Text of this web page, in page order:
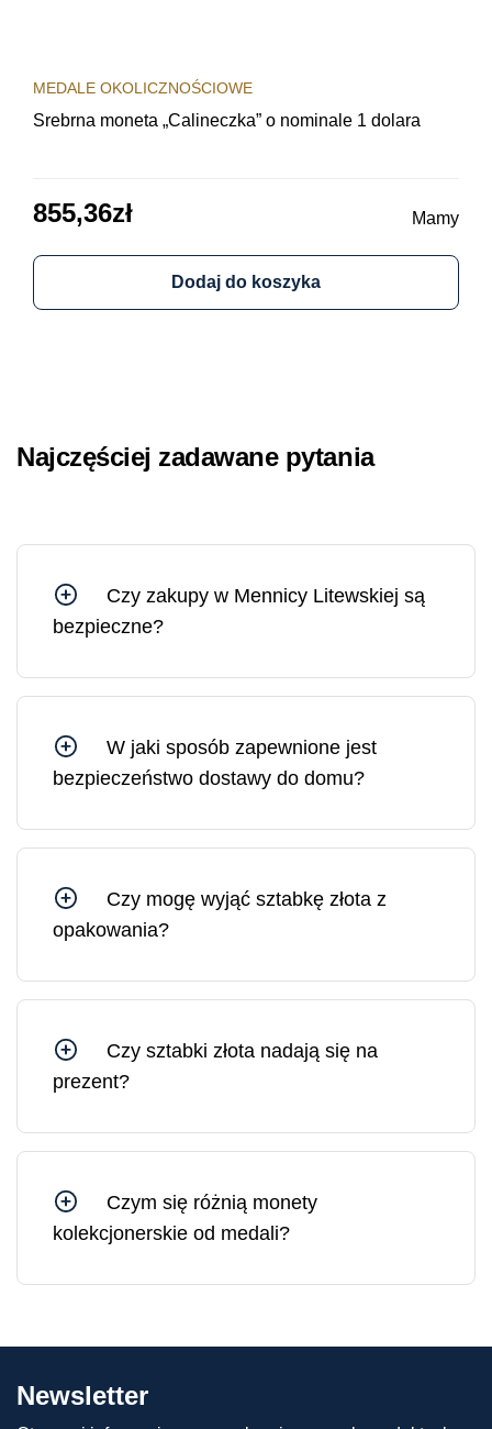
MEDALE OKOLICZNOŚCIOWE
Srebrna moneta „Calineczka” o nominale 1 dolara
855,36zł Mamy
Dodaj do koszyka
Najczęściej zadawane pytania
Czy zakupy w Mennicy Litewskiej są
bezpieczne?
Mennicy Litewskiej, ponieważ jesteśmy spółką
Litewski.
W jaki sposób zapewnione jest
bezpieczeństwo dostawy do domu?
ubezpieczone. W razie potrzeby możesz
wybranej placówki pocztowej.
Czy mogę wyjąć sztabkę złota z
opakowania?
w takim przypadku opakowanie ochronne i
uszkodzonym opakowaniu sprzedawane jest po
cenie o 10–30% niższej niż złoto w
nieuszkodzonym, oryginalnym opakowaniu.
Czy sztabki złota nadają się na
prezent?
stanowią solidne i płynne aktywa, których wartość
Czym się różnią monety
kolekcjonerskie od medali?
medalami polega na tym, że moneta
ściśle określonego nakładu, a zatem mogą być
Newsletter